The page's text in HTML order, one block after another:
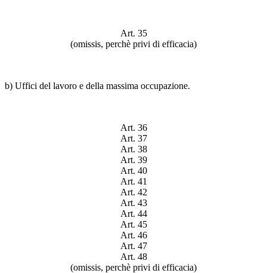
Art. 35
(omissis, perchè privi di efficacia)
b) Uffici del lavoro e della massima occupazione.
Art. 36
Art. 37
Art. 38
Art. 39
Art. 40
Art. 41
Art. 42
Art. 43
Art. 44
Art. 45
Art. 46
Art. 47
Art. 48
(omissis, perchè privi di efficacia)